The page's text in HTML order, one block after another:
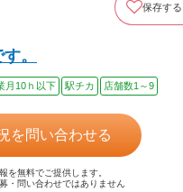
保存する
。
月10ｈ以下 駅チカ 店舗数1～9
を問い合わせる
を無料でご提供します。
・問い合わせではありません